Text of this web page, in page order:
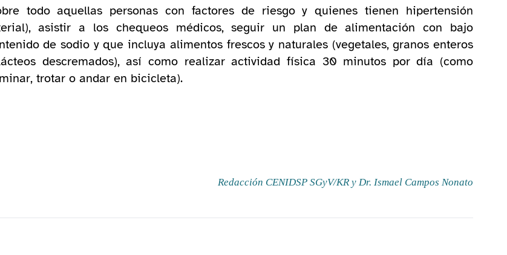
todo aquellas personas con factores de riesgo y quienes tienen hipertensión
asistir a los chequeos médicos, seguir un plan de alimentación con bajo
de sodio y que incluya alimentos frescos y naturales (vegetales, granos enteros
descremados), así como realizar actividad física 30 minutos por día (como
trotar o andar en bicicleta).
Redacción CENIDSP SGyV/KR y Dr. Ismael Campos Nonato